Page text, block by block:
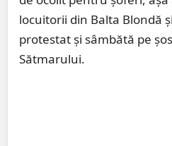
locuitorii din Balta Blondă
protestat și sâmbătă pe
Sătmarului.